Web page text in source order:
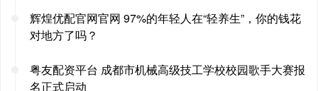
辉煌优配官网官网 97%的年轻人在“轻养生”，你的钱花
对地方了吗？
粤友配资平台 成都市机械高级技工学校校园歌手大赛报
名正式启动